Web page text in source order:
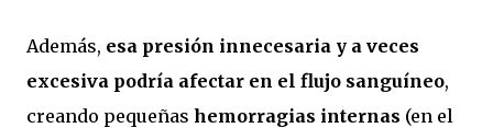
Además, esa presión innecesaria y a veces
excesiva podría afectar en el flujo sanguíneo,
creando pequeñas hemorragias internas (en el